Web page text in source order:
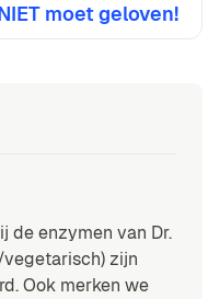
moet geloven!
de enzymen van Dr.
zijn
Ook merken we